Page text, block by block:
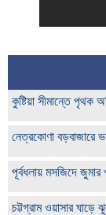
কুষ্টিয়া সীমান্তে পৃথক
নেত্রকোণা বড়বাজারে
পূর্বধলায় মসজিদে
চট্টগ্রাম ওয়াসার